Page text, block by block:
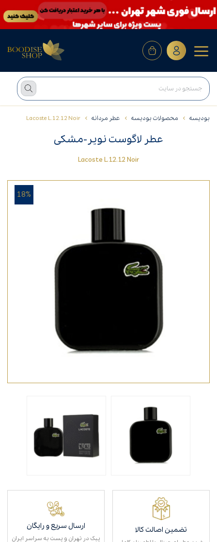
بودیسه محصولات بودیسه عطر مردانه Lacoste L.12.12 Noir
عطر لاگوست نویر-مشکی
Lacoste L.12.12 Noir
18%
تضمین اصالت کالا ارسال سریع و رایگان
پیک در تهران و پست به سراسر ایران